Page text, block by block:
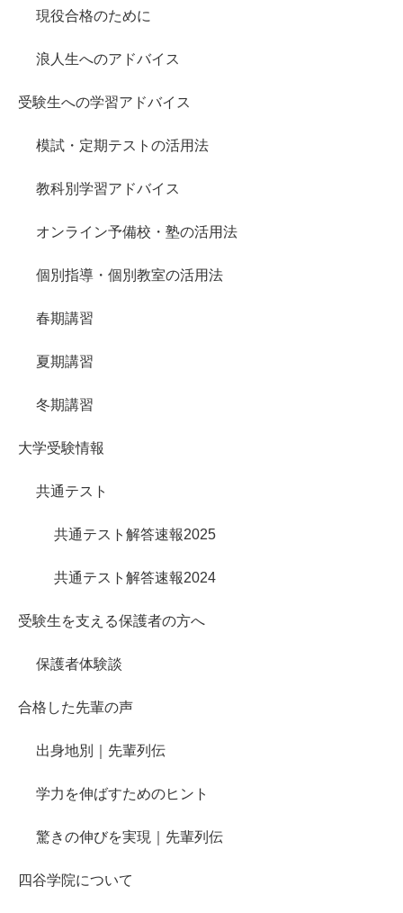
現役合格のために
浪人生へのアドバイス
受験生への学習アドバイス
模試・定期テストの活用法
教科別学習アドバイス
オンライン予備校・塾の活用法
個別指導・個別教室の活用法
春期講習
夏期講習
冬期講習
大学受験情報
共通テスト
共通テスト解答速報2025
共通テスト解答速報2024
受験生を支える保護者の方へ
保護者体験談
合格した先輩の声
出身地別｜先輩列伝
学力を伸ばすためのヒント
驚きの伸びを実現｜先輩列伝
四谷学院について